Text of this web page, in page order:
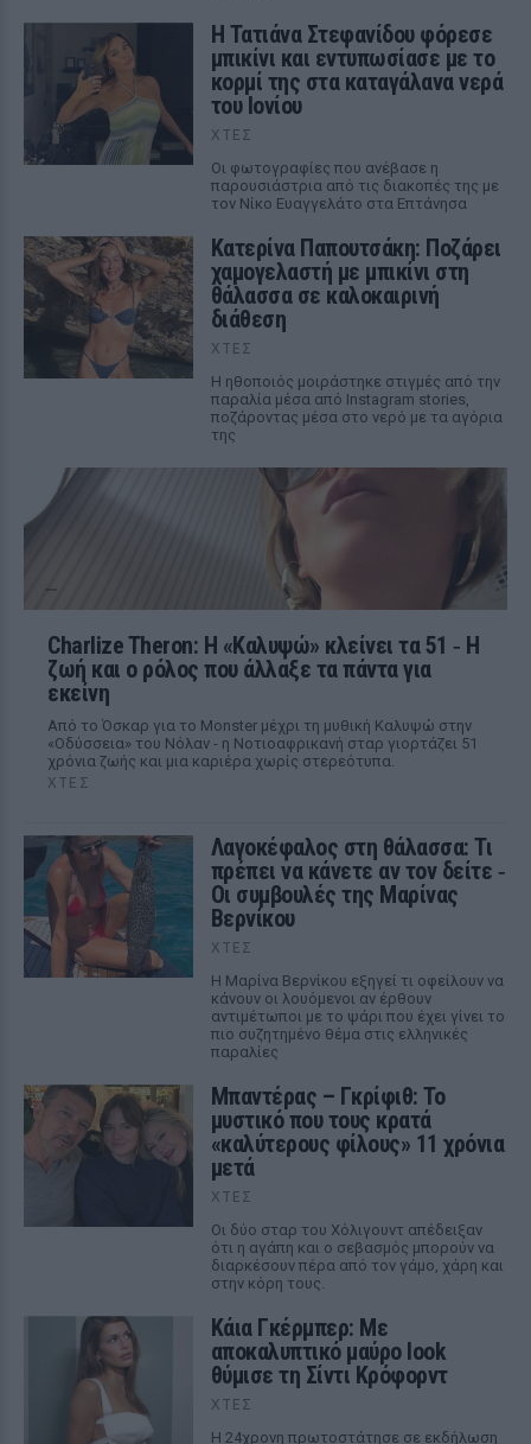
Η Τατιάνα Στεφανίδου φόρεσε
μπικίνι και εντυπωσίασε με το
κορμί της στα καταγάλανα νερά
του Ιονίου
ΧΤΕΣ
Οι φωτογραφίες που ανέβασε η
παρουσιάστρια από τις διακοπές της με
τον Νίκο Ευαγγελάτο στα Επτάνησα
Κατερίνα Παπουτσάκη: Ποζάρει
χαμογελαστή με μπικίνι στη
θάλασσα σε καλοκαιρινή
διάθεση
ΧΤΕΣ
Η ηθοποιός μοιράστηκε στιγμές από την
παραλία μέσα από Instagram stories,
ποζάροντας μέσα στο νερό με τα αγόρια
της
Charlize Theron: Η «Καλυψώ» κλείνει τα 51 ‑ H
ζωή και ο ρόλος που άλλαξε τα πάντα για
εκείνη
Από το Όσκαρ για το Monster μέχρι τη μυθική Καλυψώ στην
«Οδύσσεια» του Νόλαν - η Νοτιοαφρικανή σταρ γιορτάζει 51
χρόνια ζωής και μια καριέρα χωρίς στερεότυπα.
ΧΤΕΣ
Λαγοκέφαλος στη θάλασσα: Τι
πρέπει να κάνετε αν τον δείτε ‑
Οι συμβουλές της Μαρίνας
Βερνίκου
ΧΤΕΣ
Η Μαρίνα Βερνίκου εξηγεί τι οφείλουν να
κάνουν οι λουόμενοι αν έρθουν
αντιμέτωποι με το ψάρι που έχει γίνει το
πιο συζητημένο θέμα στις ελληνικές
παραλίες
Μπαντέρας – Γκρίφιθ: Το
μυστικό που τους κρατά
«καλύτερους φίλους» 11 χρόνια
μετά
ΧΤΕΣ
Οι δύο σταρ του Χόλιγουντ απέδειξαν
ότι η αγάπη και ο σεβασμός μπορούν να
διαρκέσουν πέρα από τον γάμο, χάρη και
στην κόρη τους.
Κάια Γκέρμπερ: Με
αποκαλυπτικό μαύρο look
θύμισε τη Σίντι Κρόφορντ
ΧΤΕΣ
Η 24χρονη πρωτοστάτησε σε εκδήλωση